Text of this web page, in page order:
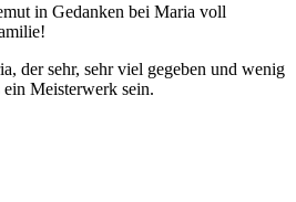
in Gedanken bei Maria voll
der sehr, sehr viel gegeben und wenig
ein Meisterwerk sein.